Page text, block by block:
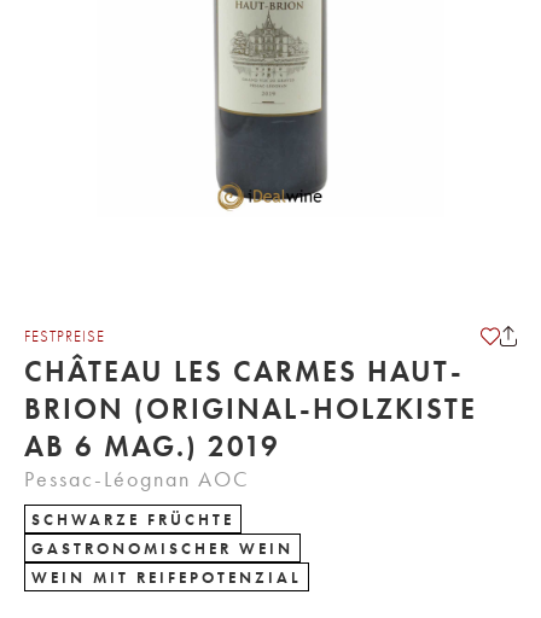
FESTPREISE
CHÂTEAU LES CARMES HAUT-
BRION (ORIGINAL-HOLZKISTE
AB 6 MAG.) 2019
Pessac-Léognan AOC
SCHWARZE FRÜCHTE
GASTRONOMISCHER WEIN
WEIN MIT REIFEPOTENZIAL